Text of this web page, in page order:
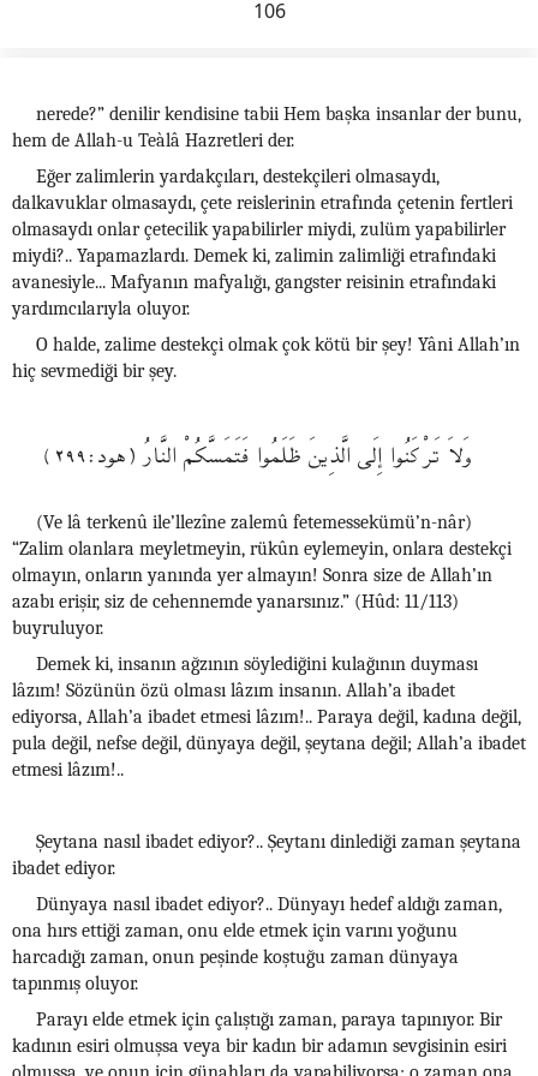
106
nerede?” denilir kendisine tabii Hem başka insanlar der bunu,
hem de Allah-u Teàlâ Hazretleri der.
Eğer zalimlerin yardakçıları, destekçileri olmasaydı,
dalkavuklar olmasaydı, çete reislerinin etrafında çetenin fertleri
olmasaydı onlar çetecilik yapabilirler miydi, zulüm yapabilirler
miydi?.. Yapamazlardı. Demek ki, zalimin zalimliği etrafındaki
avanesiyle... Mafyanın mafyalığı, gangster reisinin etrafındaki
yardımcılarıyla oluyor.
O halde, zalime destekçi olmak çok kötü bir şey! Yâni Allah’ın
hiç sevmediği bir şey.
وَلاَ تَرْكَنُوا إِلَى الَّذِينَ ظَلَمُوا فَتَمَسَّكُمْ النَّارُ (هود:٢٩٩)
(Ve lâ terkenû ile’llezîne zalemû fetemessekümü’n-nâr)
“Zalim olanlara meyletmeyin, rükûn eylemeyin, onlara destekçi
olmayın, onların yanında yer almayın! Sonra size de Allah’ın
azabı erişir, siz de cehennemde yanarsınız.” (Hûd: 11/113)
buyruluyor.
Demek ki, insanın ağzının söylediğini kulağının duyması
lâzım! Sözünün özü olması lâzım insanın. Allah’a ibadet
ediyorsa, Allah’a ibadet etmesi lâzım!.. Paraya değil, kadına değil,
pula değil, nefse değil, dünyaya değil, şeytana değil; Allah’a ibadet
etmesi lâzım!..
Şeytana nasıl ibadet ediyor?.. Şeytanı dinlediği zaman şeytana
ibadet ediyor.
Dünyaya nasıl ibadet ediyor?.. Dünyayı hedef aldığı zaman,
ona hırs ettiği zaman, onu elde etmek için varını yoğunu
harcadığı zaman, onun peşinde koştuğu zaman dünyaya
tapınmış oluyor.
Parayı elde etmek için çalıştığı zaman, paraya tapınıyor. Bir
kadının esiri olmuşsa veya bir kadın bir adamın sevgisinin esiri